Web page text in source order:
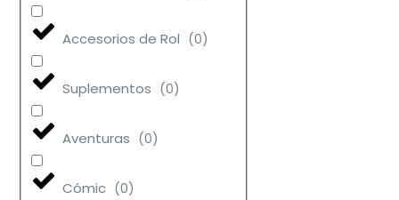
Accesorios de Rol (0)
Suplementos (0)
Aventuras (0)
Cómic (0)